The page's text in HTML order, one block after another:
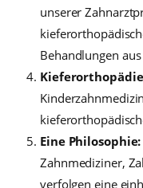
unserer
Behandlungen
Eine Philosophie:
Zahnmediziner,
verfolgen eine